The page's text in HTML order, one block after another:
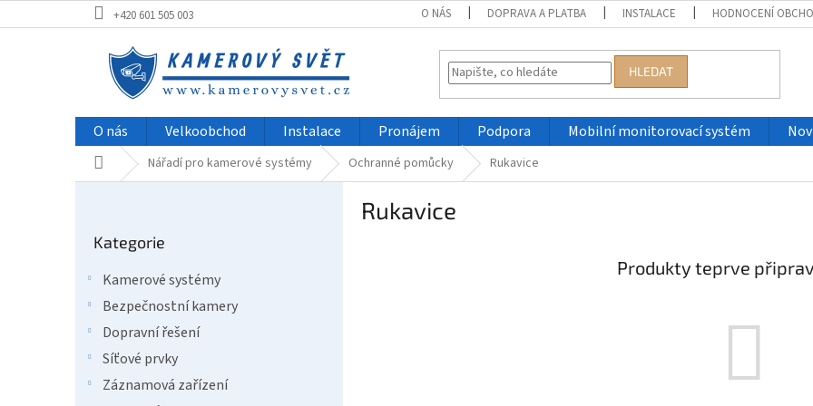
na
+420 601 505 003 O NÁS DOPRAVA A PLATBA INSTALACE HODNOCENÍ
HLEDAT
O nás Velkoobchod Instalace Pronájem Podpora Mobilní monitorovací systém
Domů Nářadí pro kamerové systémy Ochranné pomůcky Rukavice
kategorie
Kategorie
Kamerové systémy
Bezpečnostní kamery
Dopravní řešení
Síťové prvky
Záznamová zařízení
Rukavice
Produkty teprve